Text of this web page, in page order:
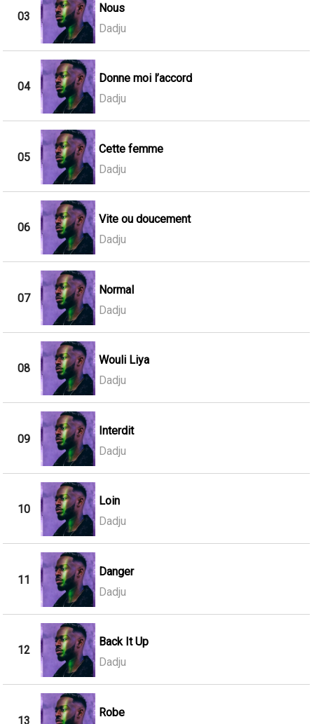
03
Nous
Dadju
04
Donne moi l’accord
Dadju
05
Cette femme
Dadju
06
Vite ou doucement
Dadju
07
Normal
Dadju
08
Wouli Liya
Dadju
09
Interdit
Dadju
10
Loin
Dadju
11
Danger
Dadju
12
Back It Up
Dadju
13
Robe